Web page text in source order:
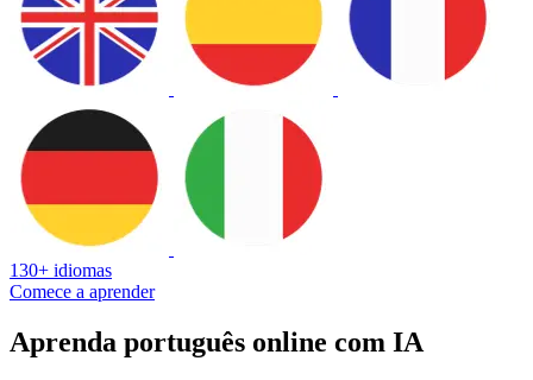
130+ idiomas
Comece a aprender
Aprenda português online com IA